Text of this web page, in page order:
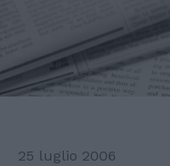
25 luglio 2006